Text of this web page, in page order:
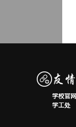
学校官网
学工处